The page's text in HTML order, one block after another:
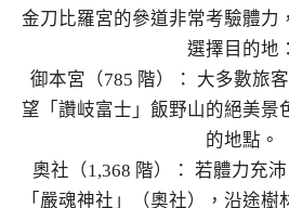
金刀比羅宮的參道非常考驗體力
選擇目的地：
御本宮（785 階）： 大多數旅
望「讚岐富士」飯野山的絕美景
的地點。
奧社（1,368 階）： 若體力充
「嚴魂神社」（奧社），沿途